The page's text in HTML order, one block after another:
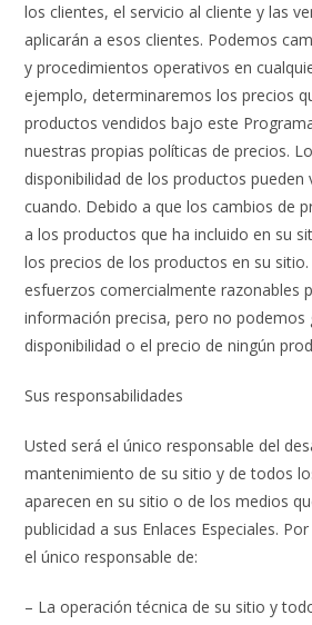
los clientes, el servicio al cliente y las
aplicarán a esos clientes. Podemos
y procedimientos operativos en
ejemplo, determinaremos los precios
productos vendidos bajo este
nuestras propias políticas de precios.
disponibilidad de los productos pueden
cuando. Debido a que los cambios de
a los productos que ha incluido en su
los precios de los productos en su
esfuerzos comercialmente razonables
información precisa, pero no podemos
disponibilidad o el precio de ningún
Sus responsabilidades
Usted será el único responsable del
mantenimiento de su sitio y de todos
aparecen en su sitio o de los medios
publicidad a sus Enlaces Especiales.
el único responsable de:
– La operación técnica de su sitio y